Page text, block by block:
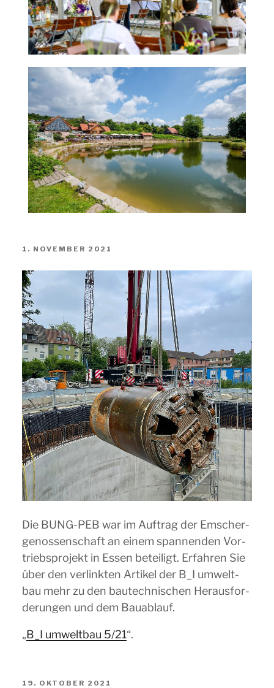
1. NOVEMBER 2021
Die BUNG-PEB war im Auf­trag der Emscher­
ge­nos­sen­schaft an einem span­nen­den Vor­
triebs­pro­jekt in Essen betei­ligt. Erfah­ren Sie
über den ver­link­ten Arti­kel der B_I umwelt­
bau mehr zu den bau­tech­ni­schen Her­aus­for­
de­run­gen und dem Bauablauf.
„B_I umwelt­bau 5/21“.
19. OKTOBER 2021